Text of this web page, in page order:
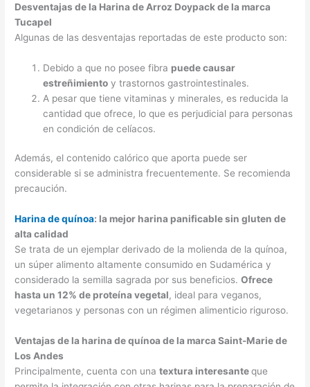
Desventajas de la Harina de Arroz Doypack de la marca
Tucapel
Algunas de las desventajas reportadas de este producto son:
Debido a que no posee fibra puede causar
estreñimiento y trastornos gastrointestinales.
A pesar que tiene vitaminas y minerales, es reducida la
cantidad que ofrece, lo que es perjudicial para personas
en condición de celíacos.
Además, el contenido calórico que aporta puede ser
considerable si se administra frecuentemente. Se recomienda
precaución.
Harina de quínoa: la mejor harina panificable sin gluten de
alta calidad
Se trata de un ejemplar derivado de la molienda de la quínoa,
un súper alimento altamente consumido en Sudamérica y
considerado la semilla sagrada por sus beneficios.Ofrece
hasta un 12% de proteína vegetal, ideal para veganos,
vegetarianos y personas con un régimen alimenticio riguroso.
Ventajas de la harina de quínoa de la marca Saint-Marie de
Los Andes
Principalmente, cuenta con unatextura interesanteque